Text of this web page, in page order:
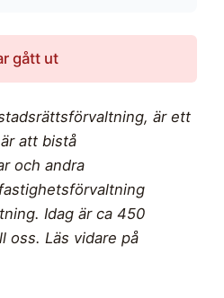
gått ut
är ett
att bistå
och andra
Idag är ca 450
oss. Läs vidare på